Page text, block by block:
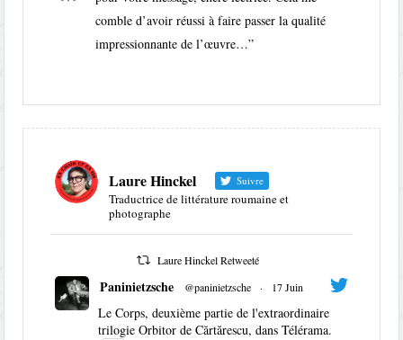
comble d’avoir réussi à faire passer la qualité
impressionnante de l’œuvre…”
Laure Hinckel Suivre
Traductrice de littérature roumaine et
photographe
Laure Hinckel Retweeté
Paninietzsche @paninietzsche · 17 Juin
Le Corps, deuxième partie de l'extraordinaire
trilogie Orbitor de Cărtărescu, dans Télérama.